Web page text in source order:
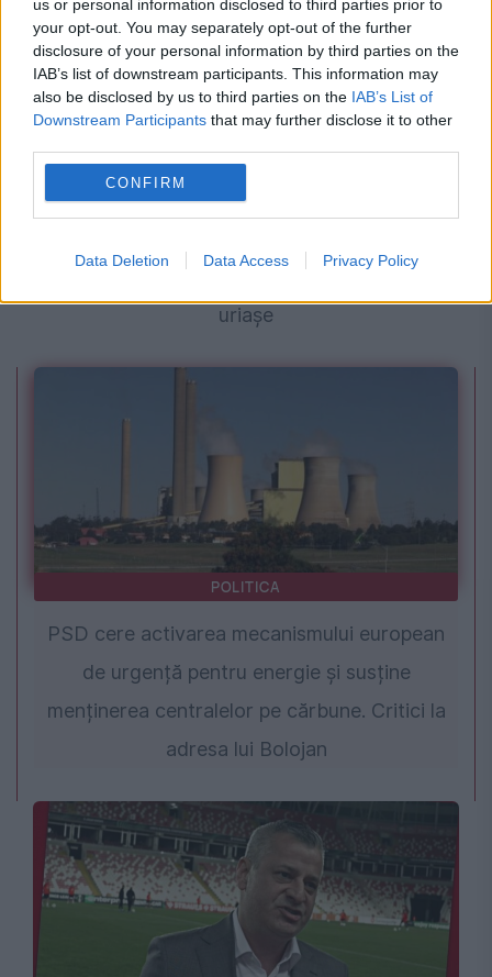
us or personal information disclosed to third parties prior to
your opt-out. You may separately opt-out of the further
disclosure of your personal information by third parties on the
IAB’s list of downstream participants. This information may
also be disclosed by us to third parties on the IAB’s List of
Downstream Participants that may further disclose it to other
CONFIRM
Data Deletion Data Access Privacy Policy
presiunilor după scandalul planurilor financiare
uriașe
POLITICA
PSD cere activarea mecanismului european
de urgență pentru energie și susține
menținerea centralelor pe cărbune. Critici la
adresa lui Bolojan